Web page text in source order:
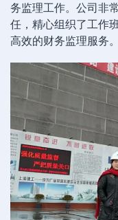
务监理工作。公司非
任，精心组织了工作
高效的财务监理服务。